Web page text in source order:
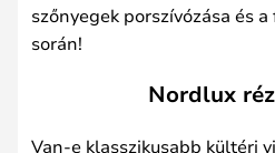
szőnyegek porszívózása és
során!
Nordlux
Van-e klasszikusabb kültéri